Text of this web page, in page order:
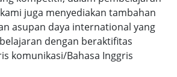
juga menyediakan tambahan
asupan daya international yang
dengan beraktifitas
komunikasi/Bahasa Inggris